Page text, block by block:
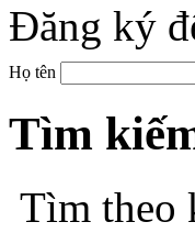
Đăng ký
Họ tên
Tìm
Tìm theo